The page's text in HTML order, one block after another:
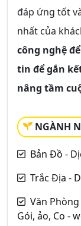
đáp ứng tốt
nhất của
công nghệ
tin để gắn
nâng tầm
NGÀNH
Bản Đồ -
Trắc Địa -
Văn
Gói, ảo, Co -